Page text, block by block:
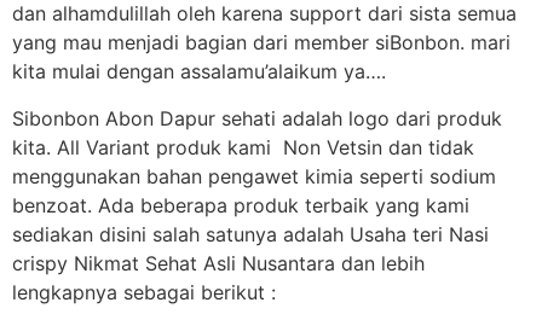
dan alhamdulillah oleh karena support dari sista semua
yang mau menjadi bagian dari member siBonbon. mari
kita mulai dengan assalamu’alaikum ya….
Sibonbon Abon Dapur sehati adalah logo dari produk
kita. All Variant produk kami Non Vetsin dan tidak
menggunakan bahan pengawet kimia seperti sodium
benzoat. Ada beberapa produk terbaik yang kami
sediakan disini salah satunya adalah Usaha teri Nasi
crispy Nikmat Sehat Asli Nusantara dan lebih
lengkapnya sebagai berikut :